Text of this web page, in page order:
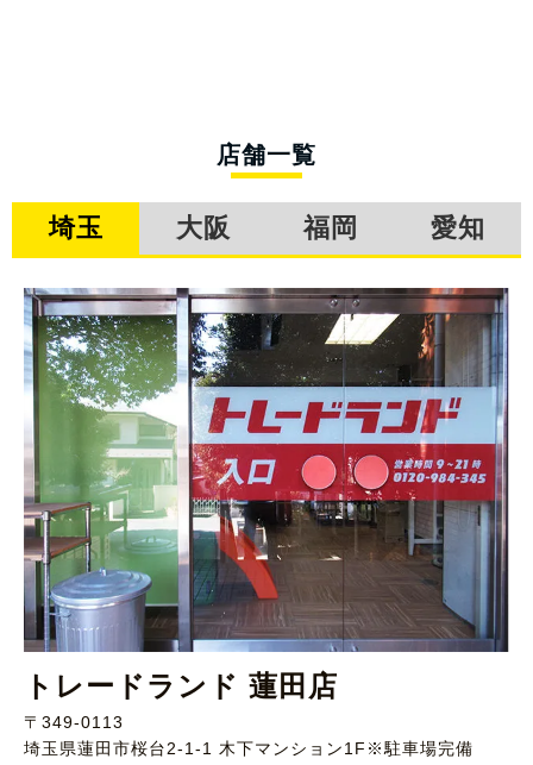
店舗一覧
埼玉 大阪 福岡 愛知
トレードランド 蓮田店
〒349-0113
埼玉県蓮田市桜台2-1-1 木下マンション1F※駐車場完備